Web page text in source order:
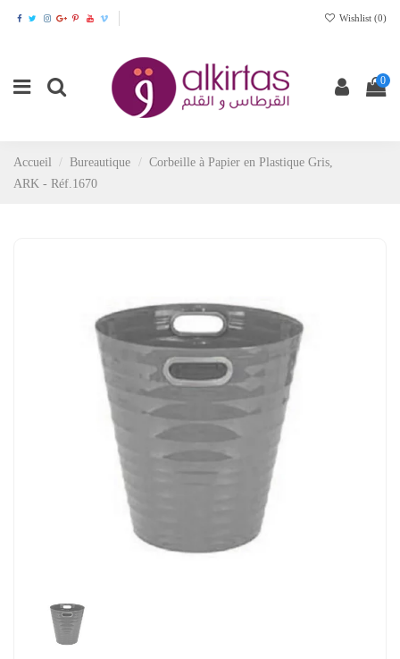
Wishlist (0)
0
Accueil Bureautique
Corbeille à Papier en Plastique Gris,
ARK - Réf.1670